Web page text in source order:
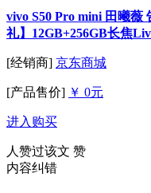
vivo S50 Pro mini 田曦薇
礼】12GB+256GB长焦
[经销商] 京东商城
[产品售价] ￥ 0元
进入购买
人赞过该文 赞
内容纠错